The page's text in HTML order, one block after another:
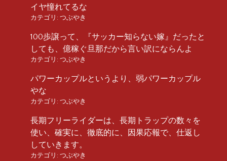
イヤ憧れてるな
カテゴリ: つぶやき
100歩譲って、『サッカー知らない嫁』だったと
しても、億稼ぐ旦那だから言い訳にならんよ
カテゴリ: つぶやき
パワーカップルというより、弱パワーカップル
やな
カテゴリ: つぶやき
長期フリーライダーは、長期トラップの数々を
使い、確実に、徹底的に、因果応報で、仕返し
していきます。
カテゴリ: つぶやき